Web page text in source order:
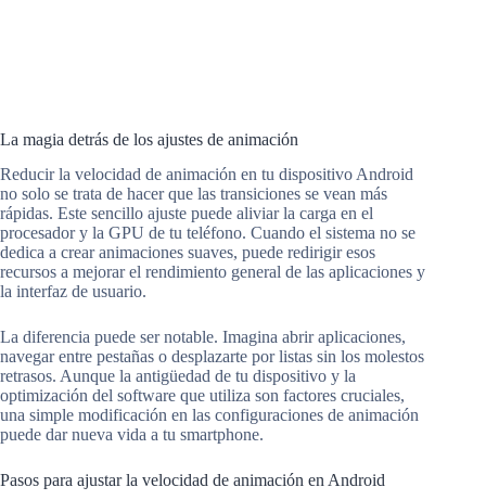
La magia detrás de los ajustes de animación
Reducir la velocidad de animación en tu dispositivo Android
no solo se trata de hacer que las transiciones se vean más
rápidas. Este sencillo ajuste puede aliviar la carga en el
procesador y la GPU de tu teléfono. Cuando el sistema no se
dedica a crear animaciones suaves, puede redirigir esos
recursos a mejorar el rendimiento general de las aplicaciones y
la interfaz de usuario.
La diferencia puede ser notable. Imagina abrir aplicaciones,
navegar entre pestañas o desplazarte por listas sin los molestos
retrasos. Aunque la antigüedad de tu dispositivo y la
optimización del software que utiliza son factores cruciales,
una simple modificación en las configuraciones de animación
puede dar nueva vida a tu smartphone.
Pasos para ajustar la velocidad de animación en Android